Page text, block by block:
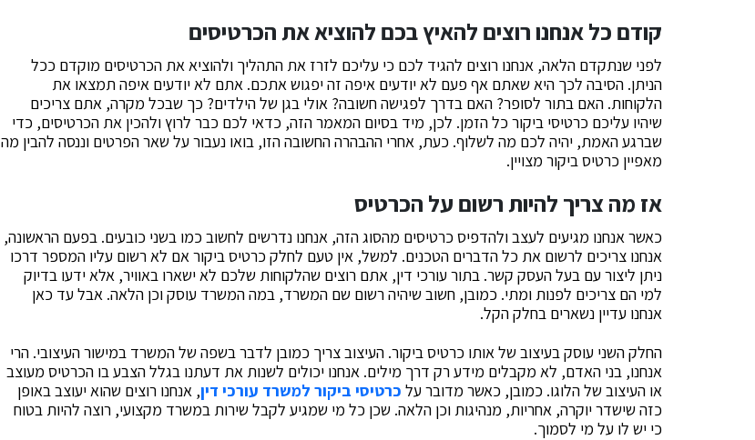
קודם כל אנחנו רוצים להאיץ בכם להוציא את הכרטיסים
לפני שנתקדם הלאה, אנחנו רוצים להגיד לכם כי עליכם לזרז את התהליך ולהוציא את הכרטיסים מוקדם ככל
הניתן. הסיבה לכך היא שאתם אף פעם לא יודעים איפה זה יפגוש אתכם. אתם לא יודעים איפה תמצאו את
הלקוחות. האם בתור לסופר? האם בדרך לפגישה חשובה? אולי בגן של הילדים? כך שבכל מקרה, אתם צריכים
שיהיו עליכם כרטיסי ביקור כל הזמן. לכן, מיד בסיום המאמר הזה, כדאי לכם כבר לרוץ ולהכין את הכרטיסים, כדי
שברגע האמת, יהיה לכם מה לשלוף. כעת, אחרי ההבהרה החשובה הזו, בואו נעבור על שאר הפרטים וננסה להבין מה
מאפיין כרטיס ביקור מצויין.
אז מה צריך להיות רשום על הכרטיס
כאשר אנחנו מגיעים לעצב ולהדפיס כרטיסים מהסוג הזה, אנחנו נדרשים לחשוב כמו בשני כובעים. בפעם הראשונה,
אנחנו צריכים לרשום את כל הדברים הטכנים. למשל, אין טעם לחלק כרטיס ביקור אם לא רשום עליו המספר דרכו
ניתן ליצור עם בעל העסק קשר. בתור עורכי דין, אתם רוצים שהלקוחות שלכם לא ישארו באוויר, אלא ידעו בדיוק
למי הם צריכים לפנות ומתי. כמובן, חשוב שיהיה רשום שם המשרד, במה המשרד עוסק וכן הלאה. אבל עד כאן
אנחנו עדיין נשארים בחלק הקל.
החלק השני עוסק בעיצוב של אותו כרטיס ביקור. העיצוב צריך כמובן לדבר בשפה של המשרד במישור העיצובי. הרי
אנחנו, בני האדם, לא מקבלים מידע רק דרך מילים. אנחנו יכולים לשנות את דעתנו בגלל הצבע בו הכרטיס מעוצב
או העיצוב של הלוגו. כמובן, כאשר מדובר על כרטיסי ביקור למשרד עורכי דין, אנחנו רוצים שהוא יעוצב באופן
כזה שישדר יוקרה, אחריות, מנהיגות וכן הלאה. שכן כל מי שמגיע לקבל שירות במשרד מקצועי, רוצה להיות בטוח
כי יש לו על מי לסמוך.